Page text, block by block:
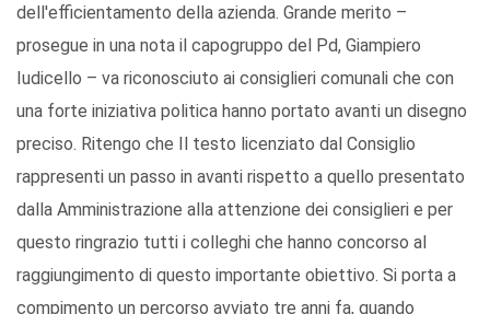
dell'efficientamento della azienda. Grande merito –
prosegue in una nota il capogruppo del Pd, Giampiero
Iudicello – va riconosciuto ai consiglieri comunali che con
una forte iniziativa politica hanno portato avanti un disegno
preciso. Ritengo che Il testo licenziato dal Consiglio
rappresenti un passo in avanti rispetto a quello presentato
dalla Amministrazione alla attenzione dei consiglieri e per
questo ringrazio tutti i colleghi che hanno concorso al
raggiungimento di questo importante obiettivo. Si porta a
compimento un percorso avviato tre anni fa, quando